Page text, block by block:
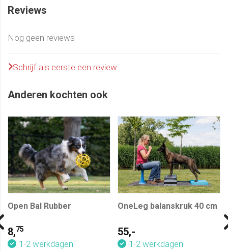
Reviews
Nog geen reviews
Schrijf als eerste een review
Anderen kochten ook
Open Bal Rubber
8,75
1-2 werkdagen
OneLeg balanskruk 40 cm
55,-
1-2 werkdagen